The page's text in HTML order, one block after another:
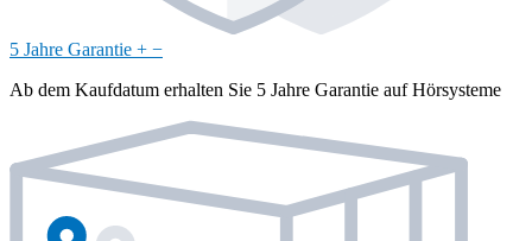
5 Jahre Garantie + −
Ab dem Kaufdatum erhalten Sie 5 Jahre Garantie auf Hörsysteme